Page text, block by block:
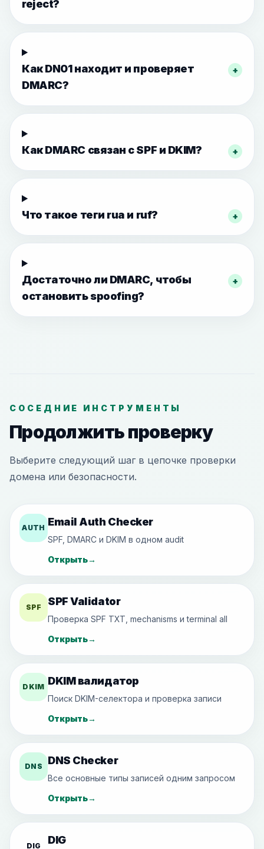
reject?
Как DN01 находит и проверяет
DMARC?
+
Как DMARC связан с SPF и DKIM? +
Что такое теги rua и ruf? +
Достаточно ли DMARC, чтобы
остановить spoofing?
+
СОСЕДНИЕ ИНСТРУМЕНТЫ
Продолжить проверку
Выберите следующий шаг в цепочке проверки
домена или безопасности.
AUTH Email Auth Checker
SPF, DMARC и DKIM в одном audit
Открыть→
SPF SPF Validator
Проверка SPF TXT, mechanisms и terminal all
Открыть→
DKIM DKIM валидатор
Поиск DKIM-селектора и проверка записи
Открыть→
DNS DNS Checker
Все основные типы записей одним запросом
Открыть→
DIG DIG